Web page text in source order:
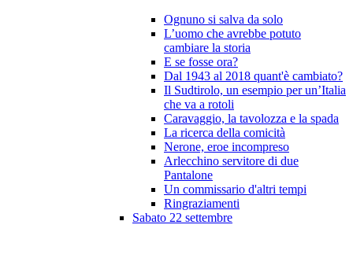
Ognuno si salva da solo
L’uomo che avrebbe potuto
cambiare la storia
E se fosse ora?
Dal 1943 al 2018 quant'è cambiato?
Il Sudtirolo, un esempio per un’Italia
che va a rotoli
Caravaggio, la tavolozza e la spada
La ricerca della comicità
Nerone, eroe incompreso
Arlecchino servitore di due
Pantalone
Un commissario d'altri tempi
Ringraziamenti
Sabato 22 settembre